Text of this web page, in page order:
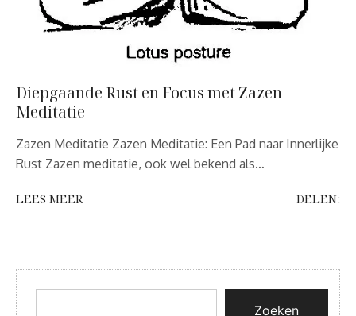
Diepgaande Rust en Focus met Zazen
Meditatie
Zazen Meditatie Zazen Meditatie: Een Pad naar Innerlijke
Rust Zazen meditatie, ook wel bekend als…
LEES MEER DELEN:
Zoeken